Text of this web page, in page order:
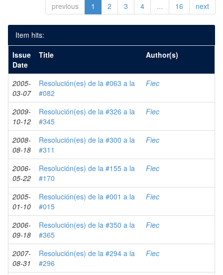
previous 1 2 3 4 ... 16 next
Item hits:
Issue
Date
Title Author(s)
2005-
03-07
Resolución(es) de la #063 a la
#082
Fiec
2009-
10-12
Resolución(es) de la #326 a la
#345
Fiec
2008-
08-18
Resolución(es) de la #300 a la
#311
Fiec
2006-
05-22
Resolución(es) de la #155 a la
#170
Fiec
2005-
01-10
Resolución(es) de la #001 a la
#015
Fiec
2006-
09-18
Resolución(es) de la #350 a la
#365
Fiec
2007-
08-31
Resolución(es) de la #294 a la
#296
Fiec